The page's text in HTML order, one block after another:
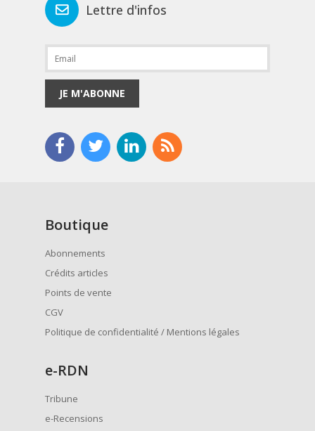
Lettre d'infos
JE M'ABONNE
Boutique
Abonnements
Crédits articles
Points de vente
CGV
Politique de confidentialité / Mentions légales
e-RDN
Tribune
e-Recensions